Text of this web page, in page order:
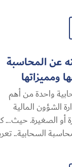
عن المحاسبة
ومميزاتها
واحدة من أهم
الشؤون المالية
أو الصغيرة. حيث...
السحابية​..